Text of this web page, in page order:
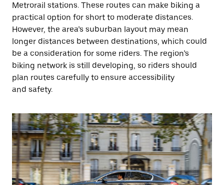
Metrorail stations. These routes can make biking a
practical option for short to moderate distances.
However, the area’s suburban layout may mean
longer distances between destinations, which could
be a consideration for some riders. The region’s
biking network is still developing, so riders should
plan routes carefully to ensure accessibility
and safety.